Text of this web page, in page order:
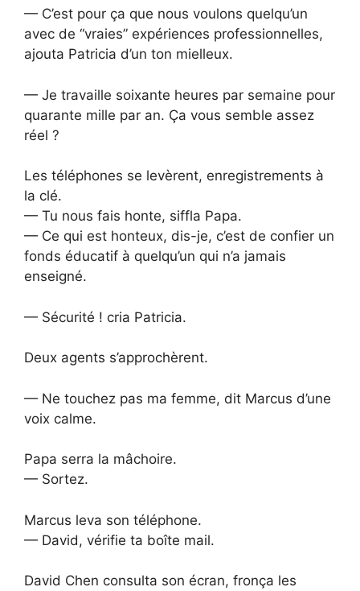
— C’est pour ça que nous voulons quelqu’un
avec de “vraies” expériences professionnelles,
ajouta Patricia d’un ton mielleux.
— Je travaille soixante heures par semaine pour
quarante mille par an. Ça vous semble assez
réel ?
Les téléphones se levèrent, enregistrements à
la clé.
— Tu nous fais honte, siffla Papa.
— Ce qui est honteux, dis-je, c’est de confier un
fonds éducatif à quelqu’un qui n’a jamais
enseigné.
— Sécurité ! cria Patricia.
Deux agents s’approchèrent.
— Ne touchez pas ma femme, dit Marcus d’une
voix calme.
Papa serra la mâchoire.
— Sortez.
Marcus leva son téléphone.
— David, vérifie ta boîte mail.
David Chen consulta son écran, fronça les